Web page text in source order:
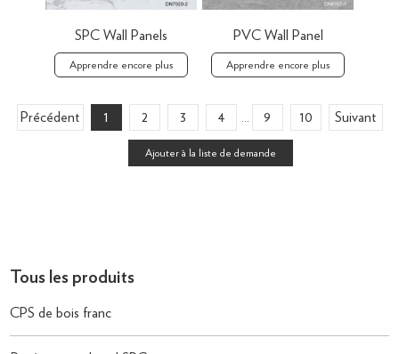
SPC Wall Panels
Apprendre encore plus
PVC Wall Panel
Apprendre encore plus
Précédent 1 2 3 4 9 10 Suivant
Tous les produits
CPS de bois franc